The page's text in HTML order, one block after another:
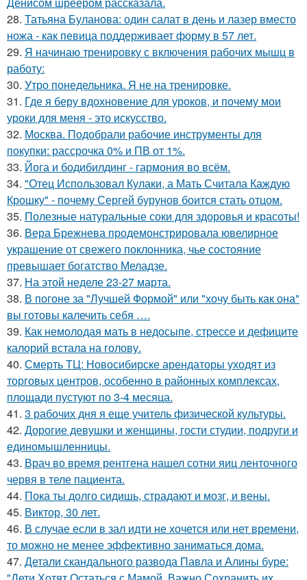
28. Татьяна Буланова: один салат в день и лазер вместо
ножа - как певица поддерживает форму в 57 лет.
29. Я начинаю тренировку с включения рабочих мышц в
работу:
30. Утро понедельника. Я не на тренировке.
31. Где я беру вдохновение для уроков, и почему мои
уроки для меня - это искусство.
32. Москва. Подобрали рабочие инструменты для
покупки: рассрочка 0% и ПВ от 1%.
33. Йога и бодибилдинг - гармония во всём.
34. "Отец Использовал Кулаки, а Мать Считала Каждую
Крошку" - почему Сергей бурунов боится стать отцом.
35. Полезные натуральные соки для здоровья и красоты!
36. Вера Брежнева продемонстрировала ювелирное
украшение от свежего поклонника, чье состояние
превышает богатство Меладзе.
37. На этой неделе 23-27 марта.
38. В погоне за "Лучшей Формой" или "хочу быть как она"
вы готовы калечить себя ….
39. Как немолодая мать в недосыпе, стрессе и дефиците
калорий встала на голову.
40. Смерть ТЦ: Новосибирске арендаторы уходят из
торговых центров, особенно в районных комплексах,
площади пустуют по 3-4 месяца.
41. 3 рабочих дня я еще учитель физической культуры.
42. Дорогие девушки и женщины, гости студии, подруги и
единомышленницы.
43. Врач во время рентгена нашел сотни яиц ленточного
червя в теле пациента.
44. Пока ты долго сидишь, страдают и мозг, и вены.
45. Виктор, 30 лет.
46. В случае если в зал идти не хочется или нет времени,
то можно не менее эффективно заниматься дома.
47. Детали скандального развода Павла и Алины буре: